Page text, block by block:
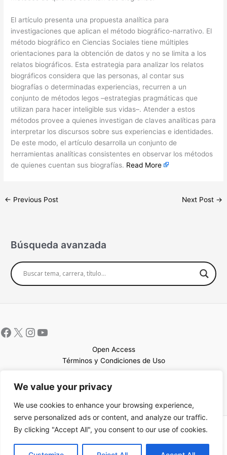
We value your privacy
We use cookies to enhance your browsing experience,
serve personalized ads or content, and analyze our traffic.
By clicking "Accept All", you consent to our use of cookies.
El artículo presenta una propuesta analítica para
investigaciones que aplican el método biográfico-narrativo. El
método biográfico en Ciencias Sociales tiene múltiples
orientaciones para la obtención de datos y no se limita a los
relatos biográficos. Esta estrategia para analizar los relatos
biográficos considera que las personas, al contar sus
biografías o determinadas experiencias, recurren a un
conjunto de métodos legos –estrategias pragmáticas que
utilizan para hacer inteligible sus vidas–. Atender a estos
métodos provee a quienes investigan de claves analíticas para
interpretar los discursos sobre sus experiencias e identidades.
De este modo, el artículo desarrolla un conjunto de
herramientas analíticas consistentes en observar los métodos
de quienes cuentan sus biografías. Read More
← Previous Post Next Post →
Búsqueda avanzada
Open Access
Términos y Condiciones de Uso
Copyright © 2026 UCEM |Impulsado por Sin Frontera CC| Web
confeccionada porSastrería Web
EN